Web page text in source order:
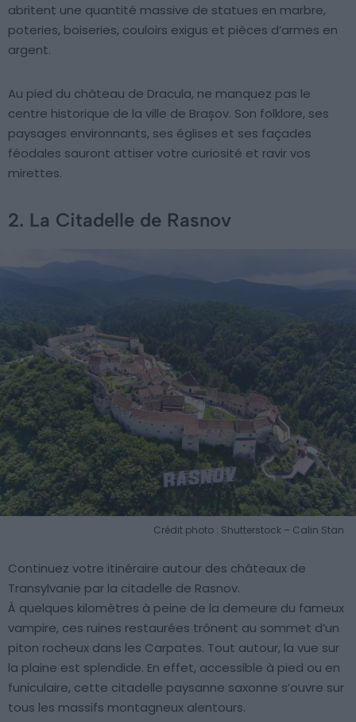
abritent une quantité massive de statues en marbre,
poteries, boiseries, couloirs exigus et pièces d’armes en
argent.
Au pied du château de Dracula, ne manquez pas le
centre historique de la ville de Brașov. Son folklore, ses
paysages environnants, ses églises et ses façades
féodales sauront attiser votre curiosité et ravir vos
mirettes.
2. La Citadelle de Rasnov
Crédit photo : Shutterstock – Calin Stan
Continuez votre itinéraire autour des châteaux de
Transylvanie par la citadelle de Rasnov.
À quelques kilomètres à peine de la demeure du fameux
vampire, ces ruines restaurées trônent au sommet d’un
piton rocheux dans les Carpates. Tout autour, la vue sur
la plaine est splendide. En effet, accessible à pied ou en
funiculaire, cette citadelle paysanne saxonne s’ouvre sur
tous les massifs montagneux alentours.